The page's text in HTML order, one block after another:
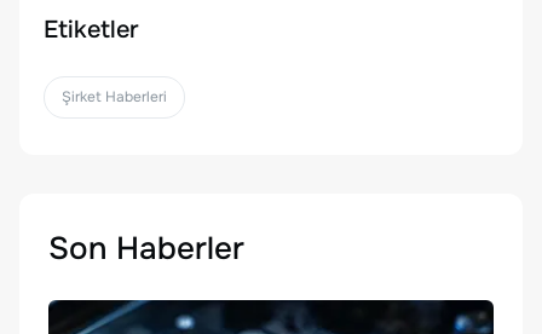
Etiketler
Şirket Haberleri
Son Haberler